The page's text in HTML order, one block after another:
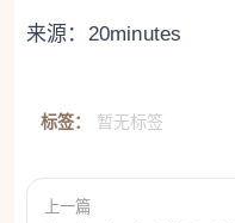
来源：20minutes
标签： 暂无标签
上一篇